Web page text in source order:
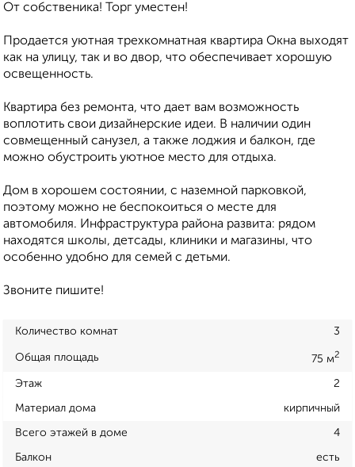
От собственика! Торг уместен!
Продается уютная трехкомнатная квартира Окна выходят
как на улицу, так и во двор, что обеспечивает хорошую
освещенность.
Квартира без ремонта, что дает вам возможность
воплотить свои дизайнерские идеи. В наличии один
совмещенный санузел, а также лоджия и балкон, где
можно обустроить уютное место для отдыха.
Дом в хорошем состоянии, с наземной парковкой,
поэтому можно не беспокоиться о месте для
автомобиля. Инфраструктура района развита: рядом
находятся школы, детсады, клиники и магазины, что
особенно удобно для семей с детьми.
Звоните пишите!
Количество комнат 3
Общая площадь 75 м2
Этаж 2
Материал дома кирпичный
Всего этажей в доме 4
Балкон есть